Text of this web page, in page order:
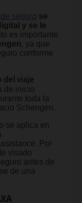
seguro se
y se le
es importante
, ya que
conforme
del viaje
de inicio
toda la
Schengen.
se aplica en
Por
visado
antes de
de una